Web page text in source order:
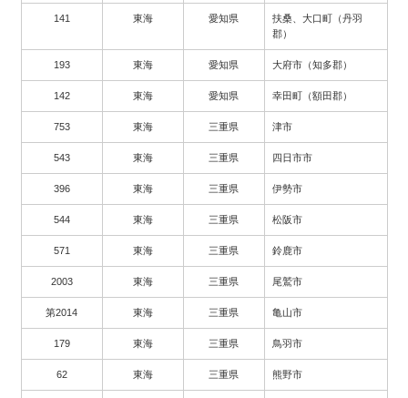
141 東海 愛知県
扶桑、大口町（丹羽
郡）
193 東海 愛知県 大府市（知多郡）
142 東海 愛知県 幸田町（額田郡）
753 東海 三重県 津市
543 東海 三重県 四日市市
396 東海 三重県 伊勢市
544 東海 三重県 松阪市
571 東海 三重県 鈴鹿市
2003 東海 三重県 尾鷲市
第2014 東海 三重県 亀山市
179 東海 三重県 鳥羽市
62 東海 三重県 熊野市